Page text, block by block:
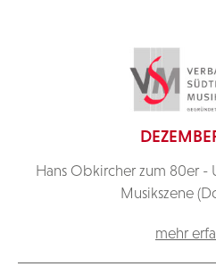
Hans Obkircher zum 80er -
Musikszene
mehr